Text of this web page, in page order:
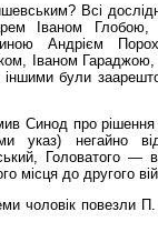
Всі
Іваном
Андрієм
Іваном
були
Синод про
указ) негайно
Головатого —
місця до другого
чоловік повезли